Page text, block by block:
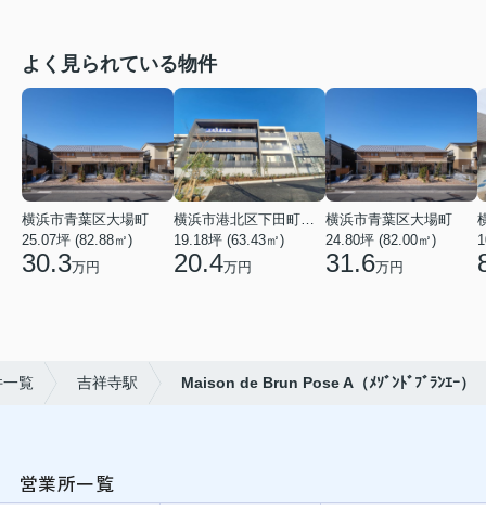
よく見られている物件
横浜市青葉区大場町
25.07坪 (82.88㎡)
30.3万円
19.18坪 (63.43㎡)
20.4万円
横浜市青葉区大場町
24.80坪 (82.00㎡)
31.6万円
一覧 吉祥寺駅 Maison de Brun Pose A（ﾒｿﾞﾝﾄﾞﾌﾞﾗﾝｴｰ）
営業所一覧